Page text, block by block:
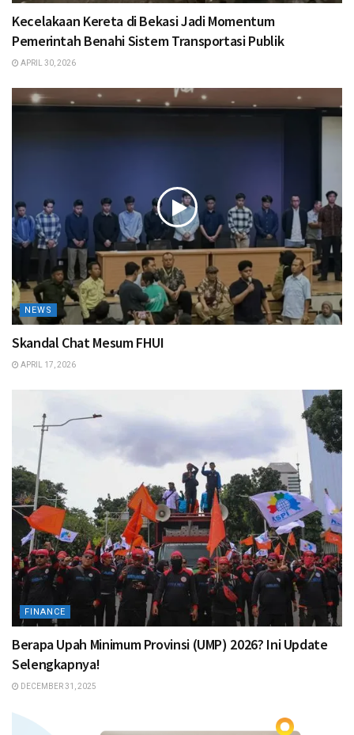
Kecelakaan Kereta di Bekasi Jadi Momentum
Pemerintah Benahi Sistem Transportasi Publik
APRIL 30, 2026
NEWS
Skandal Chat Mesum FHUI
APRIL 17, 2026
FINANCE
Berapa Upah Minimum Provinsi (UMP) 2026? Ini Update
Selengkapnya!
DECEMBER 31, 2025